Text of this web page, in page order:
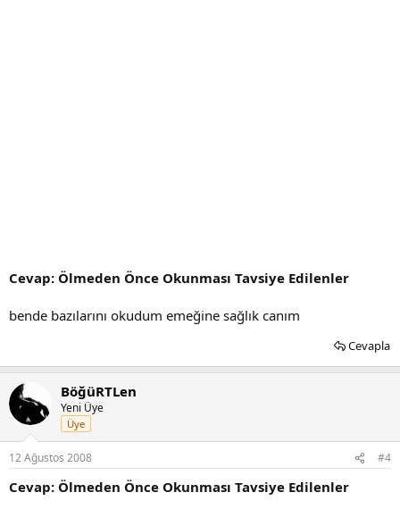
Cevap: Ölmeden Önce Okunması Tavsiye Edilenler
bende bazılarını okudum emeğine sağlık canım
Cevapla
BöğüRTLen
Yeni Üye
Üye
12 Ağustos 2008 #4
Cevap: Ölmeden Önce Okunması Tavsiye Edilenler